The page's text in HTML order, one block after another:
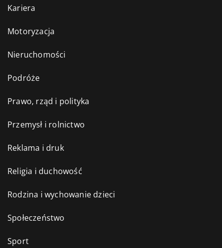
Kariera
Motoryzacja
Nieruchomości
Podróże
Prawo, rząd i polityka
Przemysł i rolnictwo
Reklama i druk
Religia i duchowość
Rodzina i wychowanie dzieci
Społeczeństwo
Sport